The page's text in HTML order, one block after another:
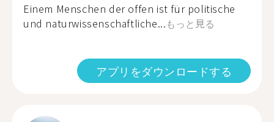
Einem Menschen der offen ist für politische
und naturwissenschaftliche...もっと見る
アプリをダウンロードする